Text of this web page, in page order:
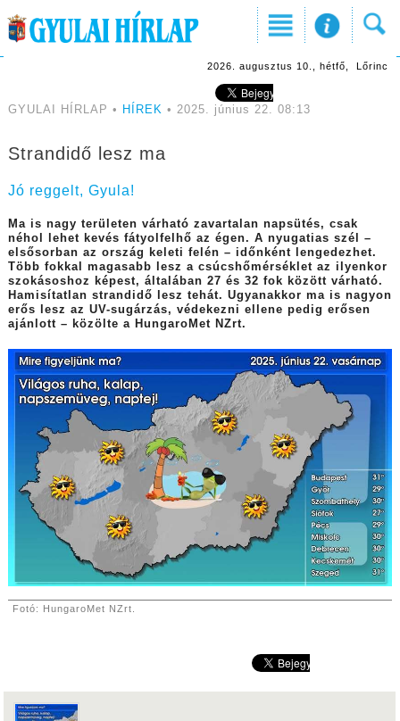
2026. augusztus 10., hétfő, Lőrinc
GYULAI HÍRLAP • HÍREK • 2025. június 22. 08:13
Strandidő lesz ma
Jó reggelt, Gyula!
Ma is nagy területen várható zavartalan napsütés, csak
néhol lehet kevés fátyolfelhő az égen. A nyugatias szél –
elsősorban az ország keleti felén – időnként lengedezhet.
Több fokkal magasabb lesz a csúcshőmérséklet az ilyenkor
szokásoshoz képest, általában 27 és 32 fok között várható.
Hamisítatlan strandidő lesz tehát. Ugyanakkor ma is nagyon
erős lesz az UV-sugárzás, védekezni ellene pedig erősen
ajánlott – közölte a HungaroMet NZrt.
Fotó: HungaroMet NZrt.